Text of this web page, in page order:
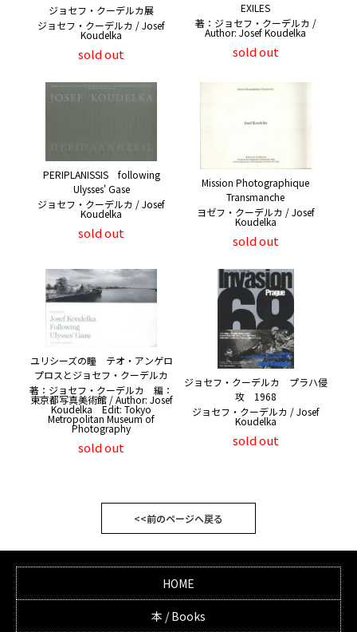
ジョセフ・クーデルカ展
ジョセフ・クーデルカ / Josef
Koudelka
sold out
EXILES
著：ジョセフ・クーデルカ /
Author: Josef Koudelka
sold out
PERIPLANISSIS following
Ulysses' Gase
ジョセフ・クーデルカ / Josef
Koudelka
sold out
Mission Photographique
Transmanche
ヨゼフ・クーデルカ / Josef
Koudelka
sold out
ユリシーズの瞳 テオ・アンゲロ
プロスとジョセフ・クーデルカ
著：ジョセフ・クーデルカ 編：
東京都写真美術館 / Author: Josef
Koudelka Edit: Tokyo
Metropolitan Museum of
Photography
sold out
ジョセフ・クーデルカ プラハ侵
攻 1968
ジョセフ・クーデルカ / Josef
Koudelka
sold out
<<前のページへ戻る
HOME
本 / Books